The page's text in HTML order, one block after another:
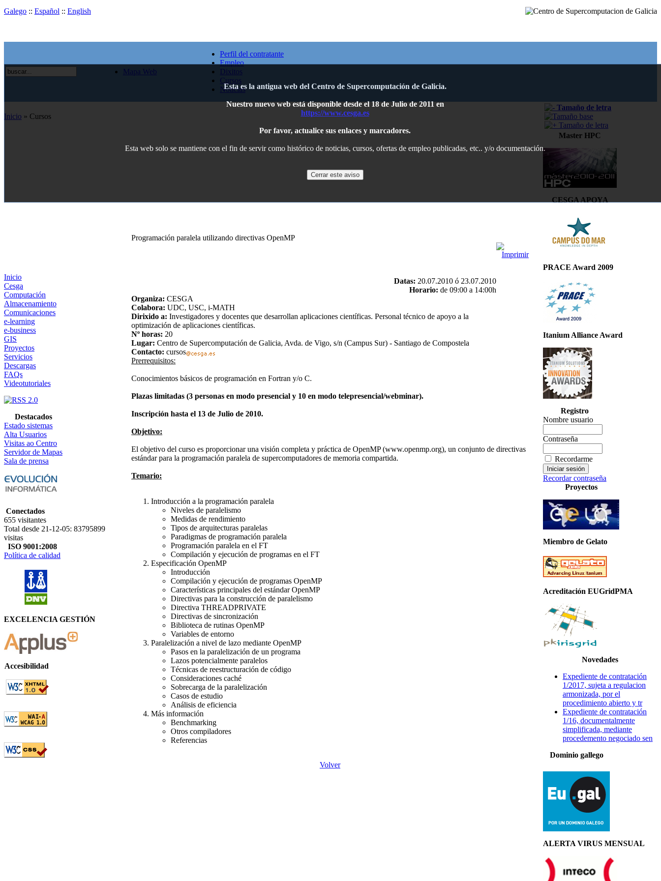
Esta es la antigua web del Centro de Supercomputación de Galicia.
Nuestro nuevo web está disponible desde el 18 de Julio de 2011 en
https://www.cesga.es
Por favor, actualice sus enlaces y marcadores.
Esta web solo se mantiene con el fin de servir como histórico de noticias, cursos, ofertas de empleo publicadas, etc.. y/o documentación.
Galego :: Español :: English
Mapa Web
Perfil del contratante
Empleo
Dixitos
Cursos
Noticias
Inicio » Cursos
Inicio
Cesga
Computación
Almacenamiento
Comunicaciones
e-learning
e-business
GIS
Proyectos
Servicios
Descargas
FAQs
Videotutoriales
Destacados
Estado sistemas
Alta Usuarios
Visitas ao Centro
Servidor de Mapas
Sala de prensa
Conectados
655 visitantes
Total desde 21-12-05: 83795899
visitas
ISO 9001:2008
Política de calidad
EXCELENCIA GESTIÓN
Accesibilidad
Programación paralela utilizando directivas OpenMP
Datas: 20.07.2010 ó 23.07.2010
Horario: de 09:00 a 14:00h
Organiza: CESGA
Colabora: UDC, USC, i-MATH
Dirixido a: Investigadores y docentes que desarrollan aplicaciones científicas. Personal técnico de apoyo a la
optimización de aplicaciones científicas.
Nº horas: 20
Lugar: Centro de Supercomputación de Galicia, Avda. de Vigo, s/n (Campus Sur) - Santiago de Compostela
Contacto: cursos
Prerrequisitos:
Conocimientos básicos de programación en Fortran y/o C.
Plazas limitadas (3 personas en modo presencial y 10 en modo telepresencial/webminar).
Inscripción hasta el 13 de Julio de 2010.
Objetivo:
El objetivo del curso es proporcionar una visión completa y práctica de OpenMP (www.openmp.org), un conjunto de directivas
estándar para la programación paralela de supercomputadores de memoria compartida.
Temario:
Introducción a la programación paralela
Niveles de paralelismo
Medidas de rendimiento
Tipos de arquitecturas paralelas
Paradigmas de programación paralela
Programación paralela en el FT
Compilación y ejecución de programas en el FT
Especificación OpenMP
Introducción
Compilación y ejecución de programas OpenMP
Características principales del estándar OpenMP
Directivas para la construcción de paralelismo
Directiva THREADPRIVATE
Directivas de sincronización
Biblioteca de rutinas OpenMP
Variables de entorno
Paralelización a nivel de lazo mediante OpenMP
Pasos en la paralelización de un programa
Lazos potencialmente paralelos
Técnicas de reestructuración de código
Consideraciones caché
Sobrecarga de la paralelización
Casos de estudio
Análisis de eficiencia
Más información
Benchmarking
Otros compiladores
Referencias
Volver
Master HPC
CESGA APOYA
PRACE Award 2009
Itanium Alliance Award
Registro
Nombre usuario
Contraseña
Recordarme
Recordar contraseña
Proyectos
Miembro de Gelato
Acreditación EUGridPMA
Novedades
Expediente de contratación
1/2017, sujeta a regulacion
armonizada, por el
procedimiento abierto y tr
Expediente de contratación
1/16, documentalmente
simplificada, mediante
procedemento negociado sen
Dominio gallego
ALERTA VIRUS MENSUAL